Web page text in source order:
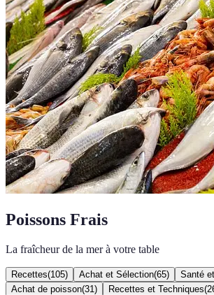
Poissons Frais
La fraîcheur de la mer à votre table
Recettes(105) Achat et Sélection(65) Santé
Achat de poisson(31 ) Recettes et Techniques(